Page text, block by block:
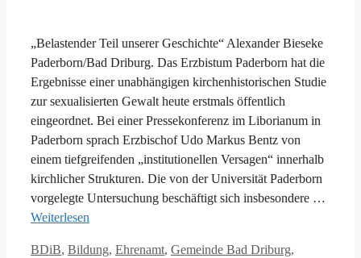
„Belastender Teil unserer Geschichte“ Alexander Bieseke
Paderborn/Bad Driburg. Das Erzbistum Paderborn hat die
Ergebnisse einer unabhängigen kirchenhistorischen Studie
zur sexualisierten Gewalt heute erstmals öffentlich
eingeordnet. Bei einer Pressekonferenz im Liborianum in
Paderborn sprach Erzbischof Udo Markus Bentz von
einem tiefgreifenden „institutionellen Versagen“ innerhalb
kirchlicher Strukturen. Die von der Universität Paderborn
vorgelegte Untersuchung beschäftigt sich insbesondere …
Weiterlesen
Kategorien
BDiB, Bildung, Ehrenamt, Gemeinde Bad Driburg,